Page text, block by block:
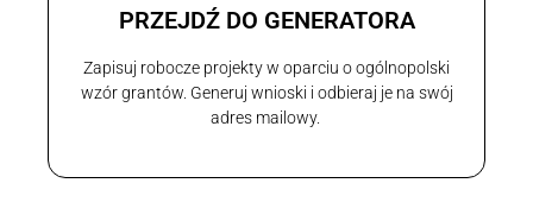
PRZEJDŹ DO GENERATORA
Zapisuj robocze projekty w oparciu o ogólnopolski
wzór grantów. Generuj wnioski i odbieraj je na swój
adres mailowy.